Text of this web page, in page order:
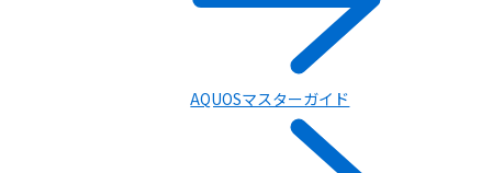
AQUOSマスターガイド